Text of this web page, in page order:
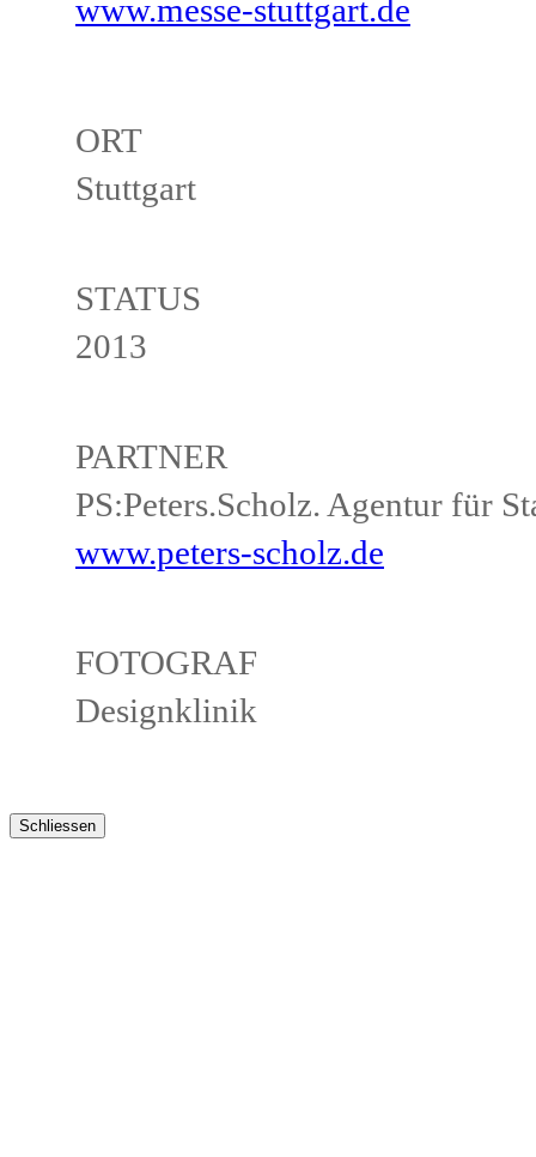
www.messe-stuttgart.de
ORT
Stuttgart
STATUS
2013
PARTNER
PS:Peters.Scholz. Agentur für
www.peters-scholz.de
FOTOGRAF
Designklinik
Schliessen